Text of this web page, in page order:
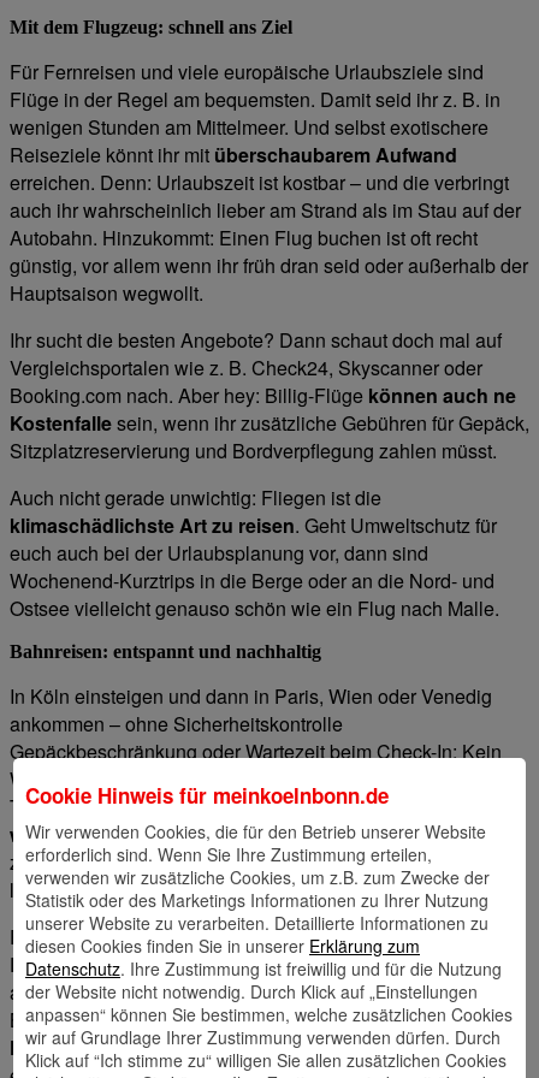
Mit dem Flugzeug: schnell ans Ziel
Für Fernreisen und viele europäische Urlaubsziele sind
Flüge in der Regel am bequemsten. Damit seid ihr z. B. in
wenigen Stunden am Mittelmeer. Und selbst exotischere
Reiseziele könnt ihr mit überschaubarem Aufwand
erreichen. Denn: Urlaubszeit ist kostbar – und die verbringt
auch ihr wahrscheinlich lieber am Strand als im Stau auf der
Autobahn. Hinzukommt: Einen Flug buchen ist oft recht
günstig, vor allem wenn ihr früh dran seid oder außerhalb der
Hauptsaison wegwollt.
Ihr sucht die besten Angebote? Dann schaut doch mal auf
Vergleichsportalen wie z. B. Check24, Skyscanner oder
Booking.com nach. Aber hey: Billig-Flüge können auch ne
Kostenfallesein, wenn ihr zusätzliche Gebühren für Gepäck,
Sitzplatzreservierung und Bordverpflegung zahlen müsst.
Auch nicht gerade unwichtig: Fliegen ist die
klimaschädlichste Art zu reisen. Geht Umweltschutz für
euch auch bei der Urlaubsplanung vor, dann sind
Wochenend-Kurztrips in die Berge oder an die Nord- und
Ostsee vielleicht genauso schön wie ein Flug nach Malle.
Bahnreisen: entspannt und nachhaltig
In Köln einsteigen und dann in Paris, Wien oder Venedig
ankommen – ohne Sicherheitskontrolle
Gepäckbeschränkung oder Wartezeit beim Check-In: Kein
Wunder, dass europäische Städtereisen mit dem Zug voll im
Trend liegen. Besonders cool: Bahnreisen sind
wenigsten schädlich für die Umwelt. Und noch dazu
ziemlich stressfrei: Ihr könnt während eurer Fahrt arbeiten,
lesen oder einfach entspannt die Landschaft genießen.
Ein durchdachter Zeitplan macht natürlich trotzdem Sinn.
Denkt also am besten dran, genug Puffer einzuplanen. Vor
allem, wenn ihr Anschlussverbindungen bekommen müsst.
By the way: Bahnreisen können teurer sein als Flüge.
Frühes Buchen und Sparpreise checkenkann sich also
Cookie Hinweis für meinkoelnbonn.de
Wir verwenden Cookies, die für den Betrieb unserer Website
erforderlich sind. Wenn Sie Ihre Zustimmung erteilen,
verwenden wir zusätzliche Cookies, um z.B. zum Zwecke der
Statistik oder des Marketings Informationen zu Ihrer Nutzung
unserer Website zu verarbeiten. Detaillierte Informationen zu
diesen Cookies finden Sie in unserer Erklärung zum
Datenschutz. Ihre Zustimmung ist freiwillig und für die Nutzung
der Website nicht notwendig. Durch Klick auf „Einstellungen
anpassen“ können Sie bestimmen, welche zusätzlichen Cookies
wir auf Grundlage Ihrer Zustimmung verwenden dürfen. Durch
Klick auf “Ich stimme zu“ willigen Sie allen zusätzlichen Cookies